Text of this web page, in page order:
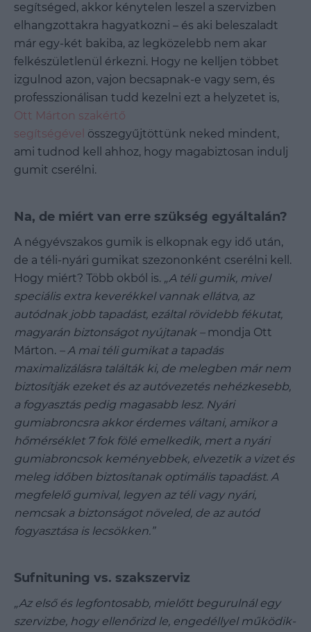
segítséged, akkor kénytelen leszel a szervizben
elhangzottakra hagyatkozni – és aki beleszaladt
már egy-két bakiba, az legközelebb nem akar
felkészületlenül érkezni. Hogy ne kelljen többet
izgulnod azon, vajon becsapnak-e vagy sem, és
professzionálisan tudd kezelni ezt a helyzetet is,
Ott Márton szakértő
segítségével összegyűjtöttünk neked mindent,
ami tudnod kell ahhoz, hogy magabiztosan indulj
gumit cserélni.
Na, de miért van erre szükség egyáltalán?
A négyévszakos gumik is elkopnak egy idő után,
de a téli-nyári gumikat szezononként cserélni kell.
Hogy miért? Több okból is. „A téli gumik, mivel
speciális extra keverékkel vannak ellátva, az
autódnak jobb tapadást, ezáltal rövidebb fékutat,
magyarán biztonságot nyújtanak –mondja Ott
Márton. – A mai téli gumikat a tapadás
maximalizálásra találták ki, de melegben már nem
biztosítják ezeket és az autóvezetés nehézkesebb,
a fogyasztás pedig magasabb lesz. Nyári
gumiabroncsra akkor érdemes váltani, amikor a
hőmérséklet 7 fok fölé emelkedik, mert a nyári
gumiabroncsok keményebbek, elvezetik a vizet és
meleg időben biztosítanak optimális tapadást. A
megfelelő gumival, legyen az téli vagy nyári,
nemcsak a biztonságot növeled, de az autód
fogyasztása is lecsökken.”
Sufnituning vs. szakszerviz
„Az első és legfontosabb, mielőtt begurulnál egy
szervizbe, hogy ellenőrizd le, engedéllyel működik-